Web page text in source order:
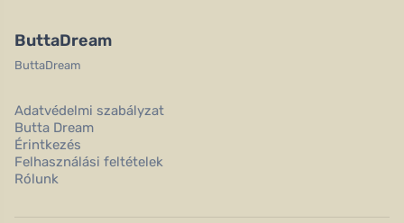
ButtaDream
ButtaDream
Adatvédelmi szabályzat
Butta Dream
Érintkezés
Felhasználási feltételek
Rólunk